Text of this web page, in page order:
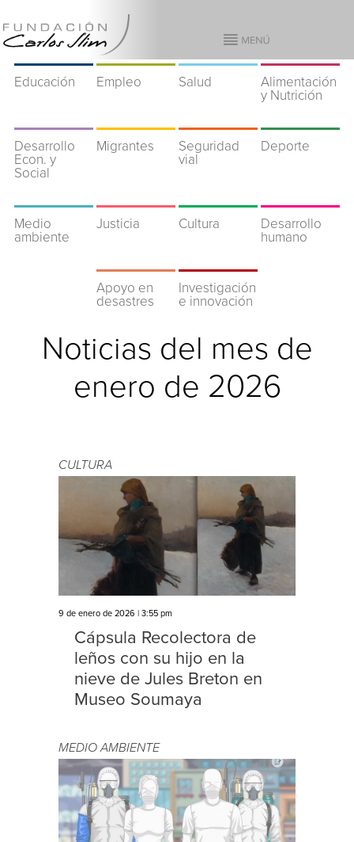
Educación Empleo Salud
Alimentación
y Nutrición
Desarrollo
Econ. y
Social
Migrantes
Seguridad
vial
Deporte
Medio
ambiente
Justicia Cultura
Desarrollo
humano
Apoyo en
desastres
Investigación
e innovación
Noticias del mes de
enero de 2026
CULTURA
9 de enero de 2026 | 3:55 pm
Cápsula Recolectora de
leños con su hijo en la
nieve de Jules Breton en
Museo Soumaya
MEDIO AMBIENTE